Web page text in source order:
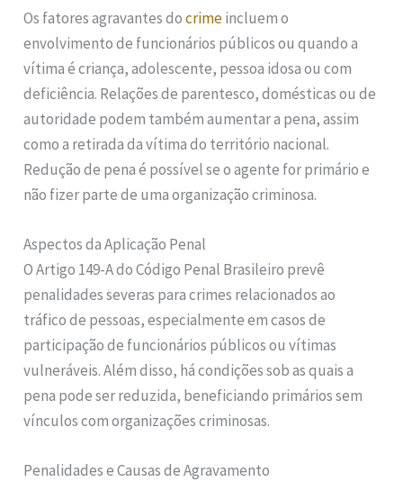
Os fatores agravantes docrimeincluem o
envolvimento de funcionários públicos ou quando a
vítima é criança, adolescente, pessoa idosa ou com
deficiência. Relações de parentesco, domésticas ou de
autoridade podem também aumentar a pena, assim
como a retirada da vítima do território nacional.
Redução de pena é possível se o agente for primário e
não fizer parte de uma organização criminosa.
Aspectos da Aplicação Penal
O Artigo 149-A do Código Penal Brasileiro prevê
penalidades severas para crimes relacionados ao
tráfico de pessoas, especialmente em casos de
participação de funcionários públicos ou vítimas
vulneráveis. Além disso, há condições sob as quais a
pena pode ser reduzida, beneficiando primários sem
vínculos com organizações criminosas.
Penalidades e Causas de Agravamento